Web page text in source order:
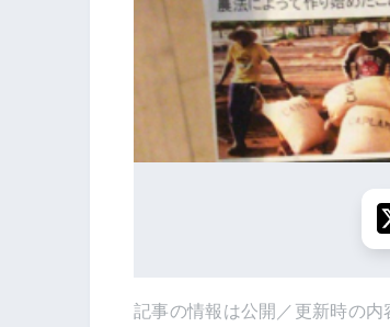
記事の情報は公開／更新時の